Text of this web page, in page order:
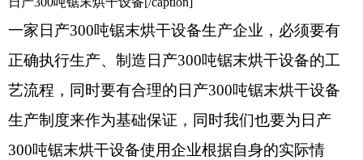
一家日产300吨锯末烘干设备生产企业，必须要有
正确执行生产、制造日产300吨锯末烘干设备的工
艺流程，同时要有合理的日产300吨锯末烘干设备
生产制度来作为基础保证，同时我们也要为日产
300吨锯末烘干设备使用企业根据自身的实际情